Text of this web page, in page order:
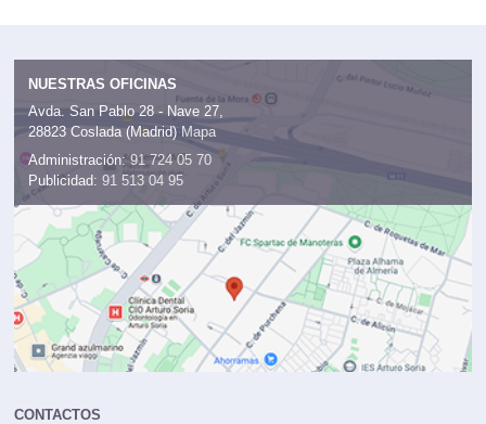
NUESTRAS OFICINAS
Avda. San Pablo 28 - Nave 27,
28823 Coslada (Madrid) Mapa
Administración: 91 724 05 70
Publicidad: 91 513 04 95
CONTACTOS